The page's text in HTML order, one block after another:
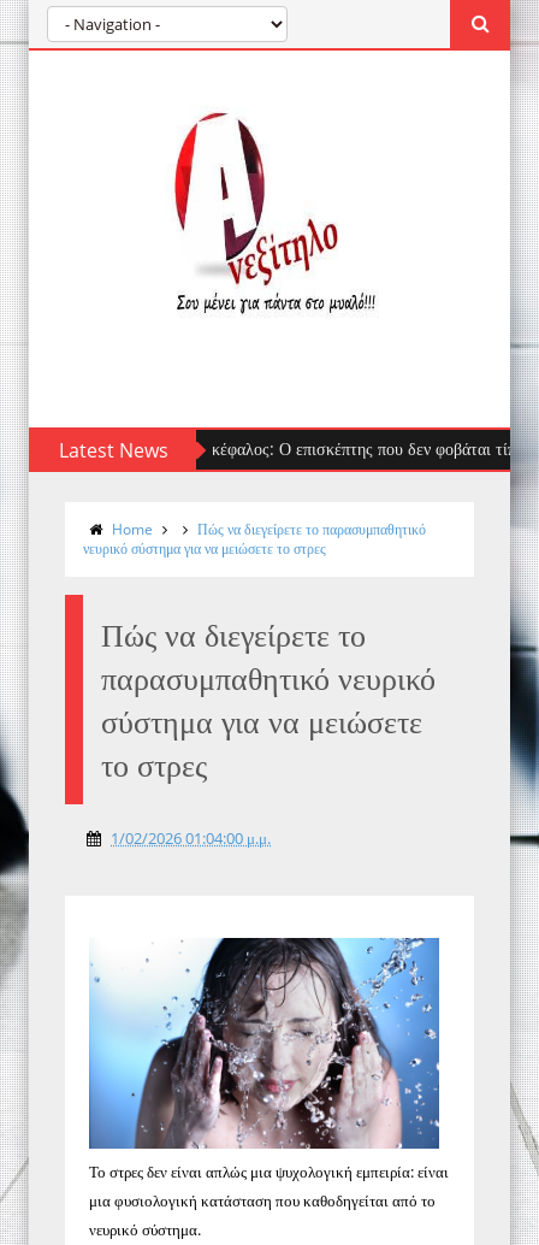
Latest NewsΛαγοκέφαλος: Ο επισκέπτης που δεν φοβάται τίποτα
Home
Πώς να διεγείρετε το παρασυμπαθητικό
νευρικό σύστημα για να μειώσετε το στρες
Πώς να διεγείρετε το
παρασυμπαθητικό νευρικό
σύστημα για να μειώσετε
το στρες
1/02/2026 01:04:00 μ.μ.
Το στρες δεν είναι απλώς μια ψυχολογική εμπειρία: είναι
μια φυσιολογική κατάσταση που καθοδηγείται από το
νευρικό σύστημα.